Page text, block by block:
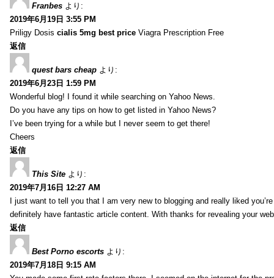
Franbes より:
2019年6月19日 3:55 PM
Priligy Dosis cialis 5mg best price Viagra Prescription Free
返信
quest bars cheap より:
2019年6月23日 1:59 PM
Wonderful blog! I found it while searching on Yahoo News.
Do you have any tips on how to get listed in Yahoo News?
I’ve been trying for a while but I never seem to get there!
Cheers
返信
This Site より:
2019年7月16日 12:27 AM
I just want to tell you that I am very new to blogging and really liked
definitely have fantastic article content. With thanks for revealing your
返信
Best Porno escorts より:
2019年7月18日 9:15 AM